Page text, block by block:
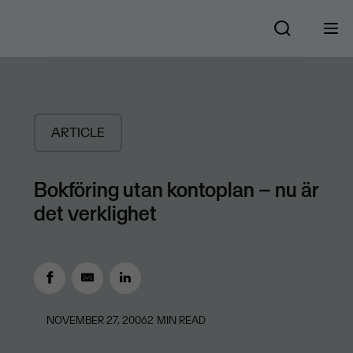
ARTICLE
Bokföring utan kontoplan – nu är
det verklighet
NOVEMBER 27, 20062 MIN READ